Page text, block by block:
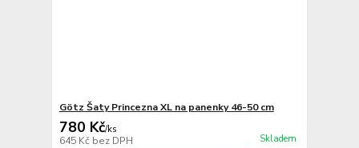
Götz Šaty Princezna XL na panenky 46-50 cm
780 Kč/ks
645 Kč bez DPH Skladem